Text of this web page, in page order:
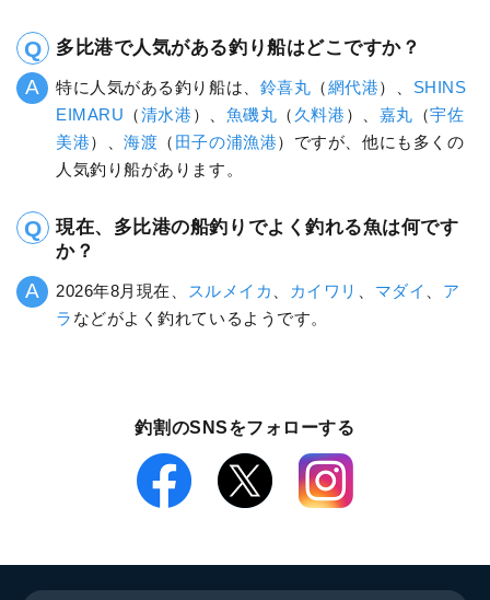
多比港で人気がある釣り船はどこですか？
特に人気がある釣り船は、 鈴喜丸 （網代港）、 SHINS
EIMARU （清水港 ）、 魚磯丸 （ 久料港 ）、 嘉丸 （宇佐
美港）、海渡 （ 田子の浦漁港）ですが、他にも多くの
人気釣り船があります。
現在、多比港の船釣りでよく釣れる魚は何です
か？
2026年8月現在、 スルメイカ カイワリ マダイ
ア
ラ などがよく釣れているようです。
釣割のSNSをフォローする